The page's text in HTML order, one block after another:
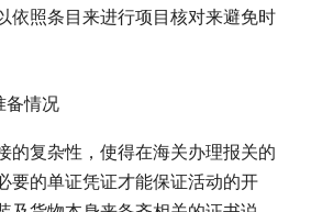
依照条目来进行项目核对来避免时
备情况
的复杂性，使得在海关办理报关的
要的单证凭证才能保证活动的开